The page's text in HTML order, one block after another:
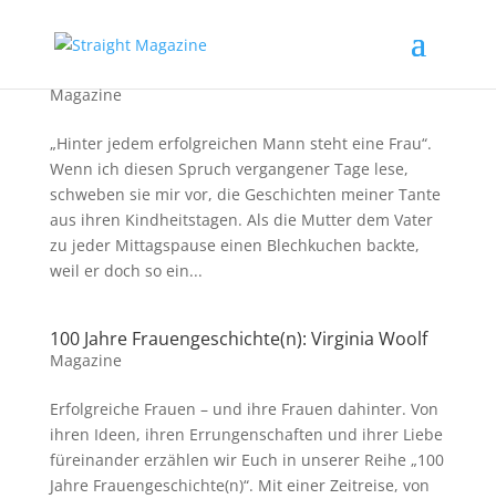
Magazine
„Hinter jedem erfolgreichen Mann steht eine Frau“.
Wenn ich diesen Spruch vergangener Tage lese,
schweben sie mir vor, die Geschichten meiner Tante
aus ihren Kindheitstagen. Als die Mutter dem Vater
zu jeder Mittagspause einen Blechkuchen backte,
weil er doch so ein...
100 Jahre Frauengeschichte(n): Virginia Woolf
Magazine
Erfolgreiche Frauen – und ihre Frauen dahinter. Von
ihren Ideen, ihren Errungenschaften und ihrer Liebe
füreinander erzählen wir Euch in unserer Reihe „100
Jahre Frauengeschichte(n)“. Mit einer Zeitreise, von